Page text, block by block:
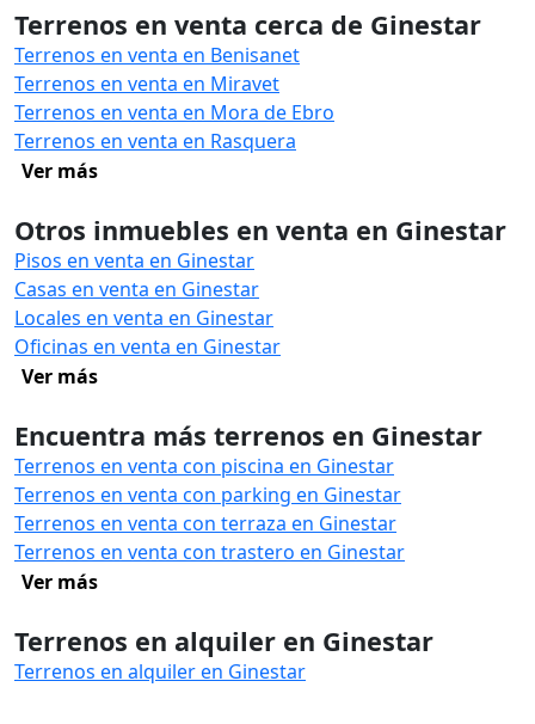
Terrenos en venta cerca de Ginestar
Terrenos en venta en Benisanet
Terrenos en venta en Miravet
Terrenos en venta en Mora de Ebro
Terrenos en venta en Rasquera
Ver más
Otros inmuebles en venta en Ginestar
Pisos en venta en Ginestar
Casas en venta en Ginestar
Locales en venta en Ginestar
Oficinas en venta en Ginestar
Ver más
Encuentra más terrenos en Ginestar
Terrenos en venta con piscina en Ginestar
Terrenos en venta con parking en Ginestar
Terrenos en venta con terraza en Ginestar
Terrenos en venta con trastero en Ginestar
Ver más
Terrenos en alquiler en Ginestar
Terrenos en alquiler en Ginestar